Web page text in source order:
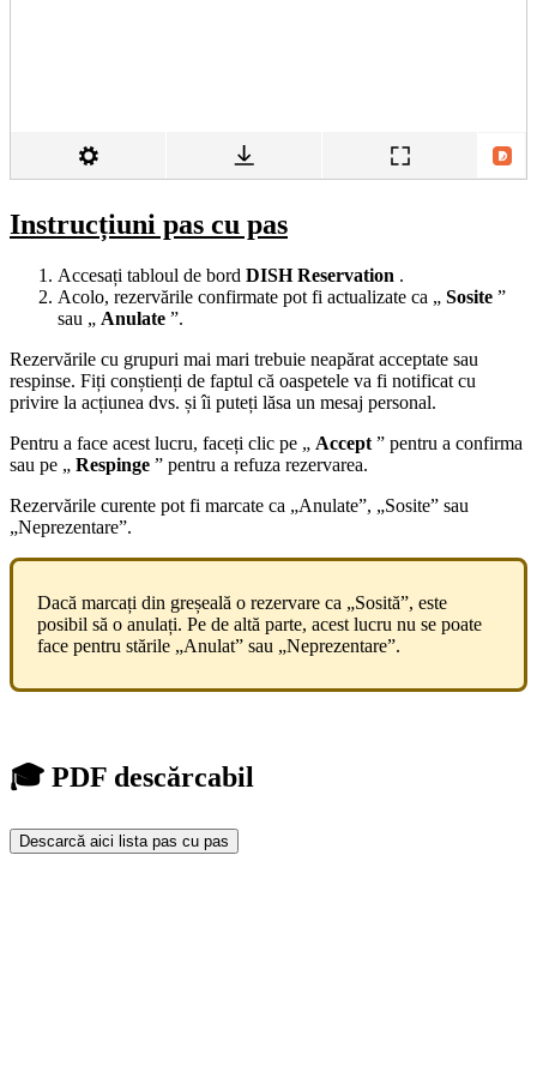
Instrucțiuni pas cu pas
Accesați tabloul de bord DISH Reservation .
Acolo, rezervările confirmate pot fi actualizate ca „ Sosite ”
sau „ Anulate ”.
Rezervările cu grupuri mai mari trebuie neapărat acceptate sau
respinse. Fiți conștienți de faptul că oaspetele va fi notificat cu
privire la acțiunea dvs. și îi puteți lăsa un mesaj personal.
Pentru a face acest lucru, faceți clic pe „ Accept ” pentru a confirma
sau pe „ Respinge ” pentru a refuza rezervarea.
Rezervările curente pot fi marcate ca „Anulate”, „Sosite” sau
„Neprezentare”.
Dacă marcați din greșeală o rezervare ca „Sosită”, este
posibil să o anulați. Pe de altă parte, acest lucru nu se poate
face pentru stările „Anulat” sau „Neprezentare”.
🎓 PDF descărcabil
Descarcă aici lista pas cu pas